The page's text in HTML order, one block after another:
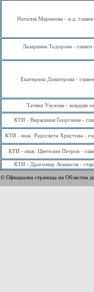
Наталия Маринова - и.д.
Лазаринка Тодорова - главен
Екатерина Димитрова -
Татяна Узунова - младши
КТИ - Виржиния Георгиева -
КТИ - инж. Радосвета Христова -
КТИ - инж. Цветелин Петров -
КТИ - Драгомир Атанасов -
© Официална страница на